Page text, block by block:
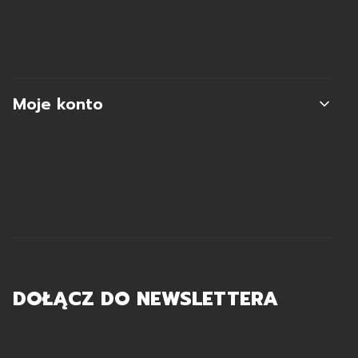
Moje konto
DOŁĄCZ DO NEWSLETTERA